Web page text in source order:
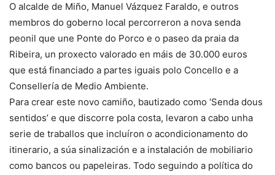
O alcalde de Miño, Manuel Vázquez Faraldo, e outros
membros do goberno local percorreron a nova senda
peonil que une Ponte do Porco e o paseo da praia da
Ribeira, un proxecto valorado en máis de 30.000 euros
que está financiado a partes iguais polo Concello e a
Consellería de Medio Ambiente.
Para crear este novo camiño, bautizado como ‘Senda dous
sentidos’ e que discorre pola costa, levaron a cabo unha
serie de traballos que incluíron o acondicionamento do
itinerario, a súa sinalización e a instalación de mobiliario
como bancos ou papeleiras. Todo seguindo a política do